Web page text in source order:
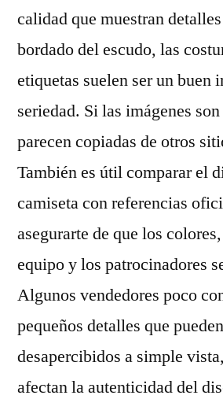
calidad que muestran
bordado del escudo, las
etiquetas suelen ser un buen
seriedad. Si las imágenes
parecen copiadas de otros
También es útil comparar el
camiseta con referencias
asegurarte de que los
equipo y los patrocinadores
Algunos vendedores poco
pequeños detalles que
desapercibidos a simple
afectan la autenticidad del